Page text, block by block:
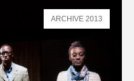
ARCHIVE 2013